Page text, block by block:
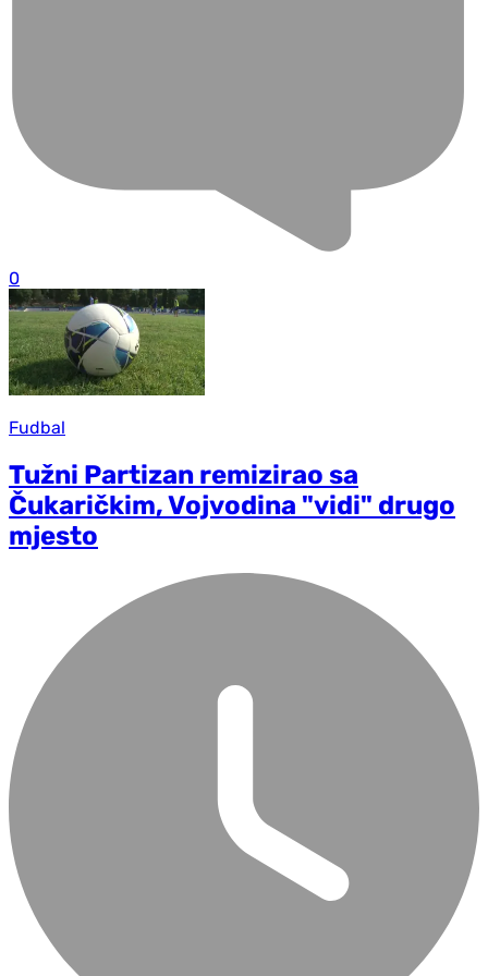
0
Fudbal
Tužni Partizan remizirao sa
Čukaričkim, Vojvodina "vidi" drugo
mjesto